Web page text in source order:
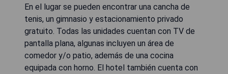
En el lugar se pueden encontrar una cancha de
tenis, un gimnasio y estacionamiento privado
gratuito. Todas las unidades cuentan con TV de
pantalla plana, algunas incluyen un área de
comedor y/o patio, además de una cocina
equipada con horno. El hotel también cuenta con